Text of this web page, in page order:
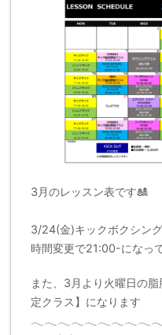
3月のレッスン表です🎎
3/24(金)キックボクシン
時間変更で21:00-になっ
また、3月より火曜日の
定クラス】になります